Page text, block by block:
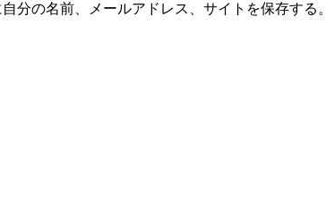
分の名前、メールアドレス、サイトを保存する。